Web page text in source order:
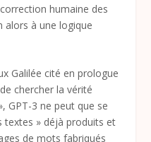
humaine des
alors à une logique
Galilée cité en prologue
de chercher la vérité
GPT-3 ne peut que se
textes » déjà produits et
de mots fabriqués